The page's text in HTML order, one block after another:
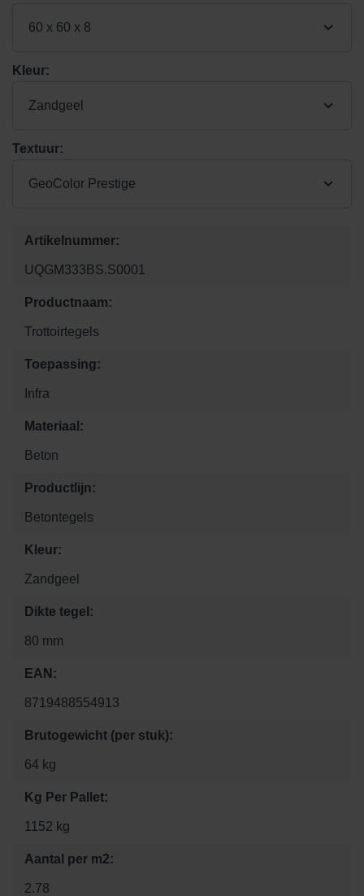
60 x 60 x 8
Kleur:
Zandgeel
Textuur:
GeoColor Prestige
Artikelnummer:
UQGM333BS.S0001
Productnaam:
Trottoirtegels
Toepassing:
Infra
Materiaal:
Beton
Productlijn:
Betontegels
Kleur:
Zandgeel
Dikte tegel:
80 mm
EAN:
8719488554913
Brutogewicht (per stuk):
64 kg
Kg Per Pallet:
1152 kg
Aantal per m2:
2.78